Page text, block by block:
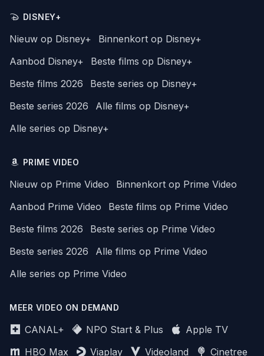
DISNEY+
Nieuw op Disney+
Binnenkort op Disney+
Aanbod Disney+
Beste films op Disney+
Beste films 2026
Beste series op Disney+
Beste series 2026
Alle films op Disney+
Alle series op Disney+
PRIME VIDEO
Nieuw op Prime Video
Binnenkort op Prime Video
Aanbod Prime Video
Beste films op Prime Video
Beste films 2026
Beste series op Prime Video
Beste series 2026
Alle films op Prime Video
Alle series op Prime Video
MEER VIDEO ON DEMAND
CANAL+ NPO Start & Plus
Apple TV
HBO Max
Viaplay Videoland Cinetree